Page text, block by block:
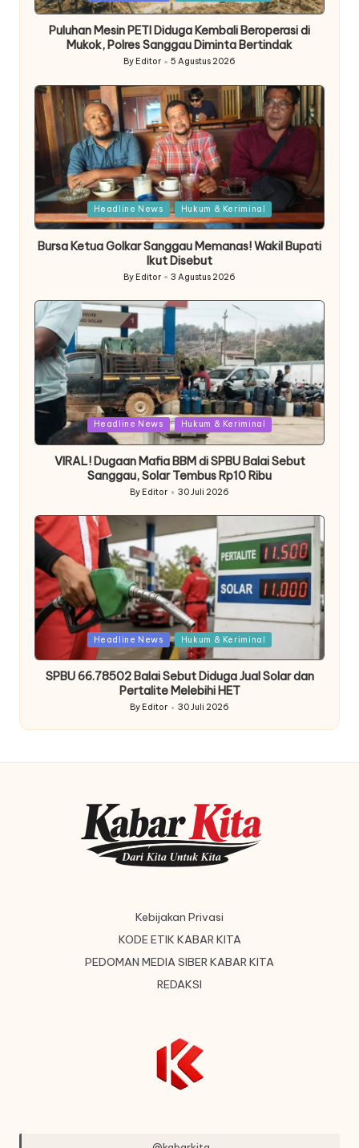
in
Puluhan Mesin PETI Diduga Kembali Beroperasi di
Mukok, Polres Sanggau Diminta Bertindak
Posted
By Editor 5 Agustus 2026
in
Headline News Hukum & Keriminal
Bursa Ketua Golkar Sanggau Memanas! Wakil Bupati
Ikut Disebut
Posted
By Editor 3 Agustus 2026
Posted
in
Headline News Hukum & Keriminal
VIRAL! Dugaan Mafia BBM di SPBU Balai Sebut
Sanggau, Solar Tembus Rp10 Ribu
Posted
by
By Editor 30 Juli 2026
Posted
Headline News Hukum & Keriminal
SPBU 66.78502 Balai Sebut Diduga Jual Solar dan
Pertalite Melebihi HET
Posted
by
By Editor 30 Juli 2026
Kebijakan Privasi
KODE ETIK KABAR KITA
PEDOMAN MEDIA SIBER KABAR KITA
REDAKSI